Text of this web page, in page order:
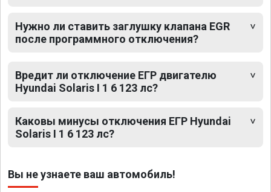
Нужно ли ставить заглушку клапана EGR
после программного отключения?
Вредит ли отключение ЕГР двигателю
Hyundai Solaris I 1 6 123 лс?
Каковы минусы отключения ЕГР Hyundai
Solaris I 1 6 123 лс?
Вы не узнаете ваш автомобиль!